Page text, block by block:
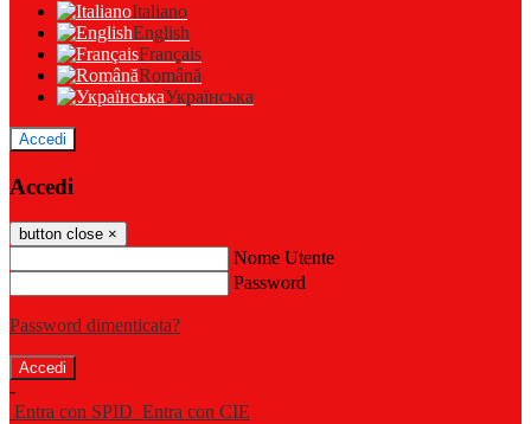
Italiano
English
Français
Română
Українська
Accedi
Accedi
button close ×
Nome Utente
Password
Password dimenticata?
-
Entra con SPID Entra con CIE